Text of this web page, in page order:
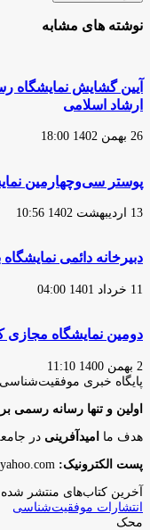
نوشته های مشابه
آیین گشایش نمایشگاه
ارشاد اسلامی
26 بهمن 1402 18:00
پوستر سی‌و‌چهارمین
13 اردیبهشت 1402 10:56
دبیرخانه دائمی
11 خرداد 1401 04:00
دومین نمایشگاه مجازی
2 بهمن 1400 11:10
پایگاه‌ خبری موفقیت‌شناسی
اولین و تنها رسانه رسمی
هدف ما امیدآفرینی در
پست الکترونیک:
آخرین کتاب‌های منتشر شده
انتشارات موفقیت‌شناسی
محک